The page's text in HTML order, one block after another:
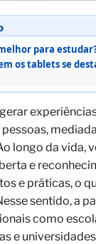
para
os tablets se
longo da vida,
e
e práticas, o
sentido, a
como
e